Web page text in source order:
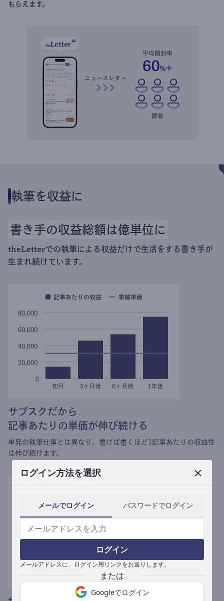
ログイン方法を選択
メールでログイン パスワードでログイン
ログイン
メールアドレスに、ログイン用リンクをお送りします。
Googleでログイン
もらえます。
執筆を収益に
書き手の収益総額は億単位に
theLetterでの執筆による収益だけで生活をする書き手が
生まれ続けています。
サブスクだから
記事あたりの単価が伸び続ける
単発の執筆仕事とは異なり、 書けば書くほど1記事あたりの収益性
は伸び続けます。